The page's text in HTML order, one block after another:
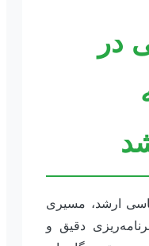
در
ارشد، مسیری
دقیق و